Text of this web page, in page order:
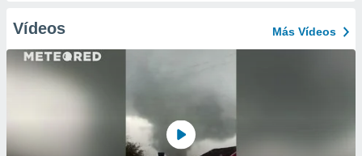
Vídeos Más Vídeos